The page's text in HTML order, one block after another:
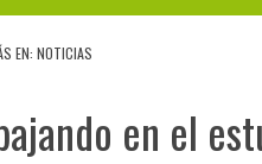
EN: NOTICIAS
en el